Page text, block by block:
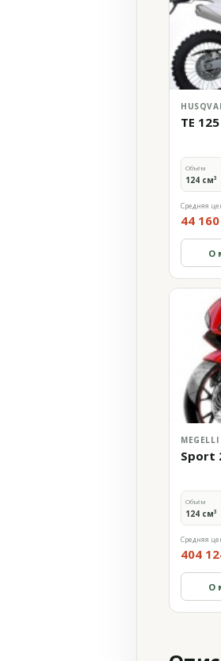
TE
Объём
124 см³
Средняя
44
О
MEGELLI
Sport
Объём
124 см³
Средняя
404
О